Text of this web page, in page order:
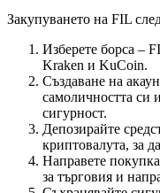
Закупуването на FIL
Изберете борса –
Kraken и KuCoin.
Създаване на
самоличността си
сигурност.
Депозирайте
криптовалута, за
Направете
за търговия и